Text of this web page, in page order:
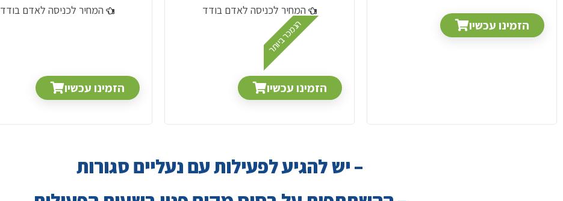
הזמינו עכשיו
המחיר לכניסה לאדם בודד
הנמכר ביותר
הזמינו עכשיו
המחיר לכניסה לאדם בודד
הזמינו עכשיו
– יש להגיע לפעילות עם נעליים סגורות